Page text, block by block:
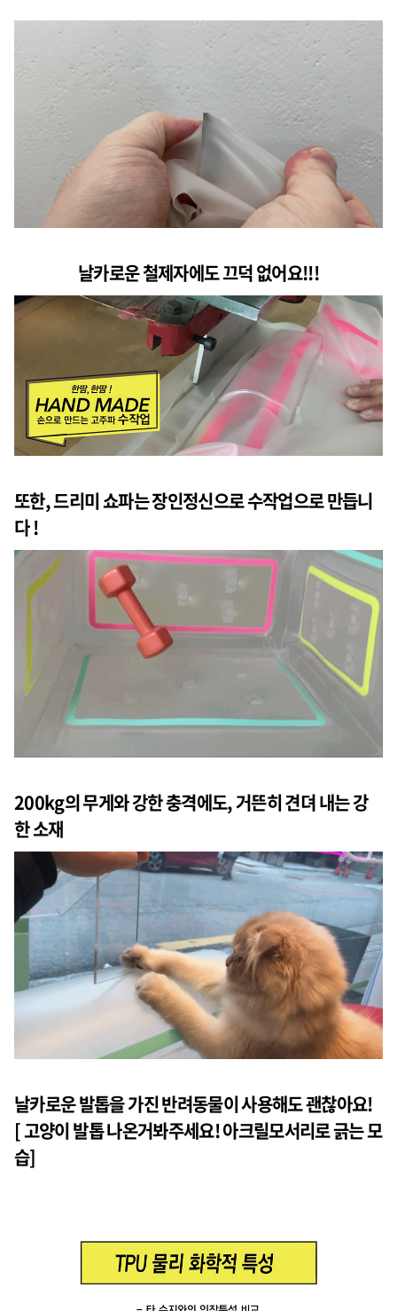
날카로운 철제자에도 끄덕 없어요!!!
또한, 드리미 쇼파는 장인정신으로 수작업으로 만듭니
다 !
200kg의 무게와 강한 충격에도, 거뜬히 견뎌 내는 강
한 소재
날카로운 발톱을 가진 반려동물이 사용해도 괜찮아요!
[ 고양이 발톱 나온거봐주세요! 아크릴모서리로 긁는 모
습]